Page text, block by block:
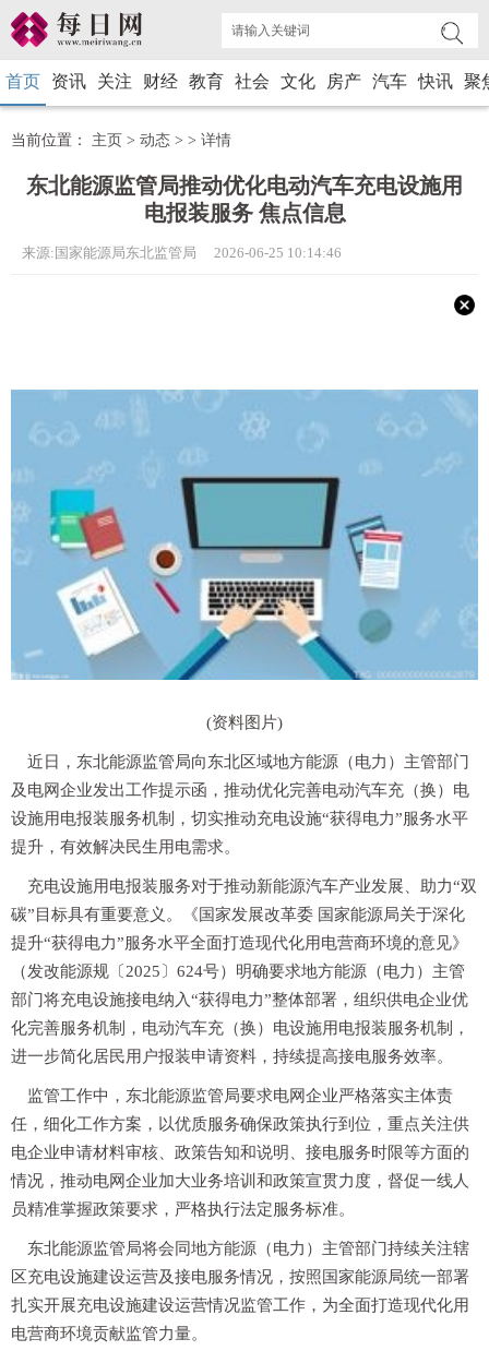
首页 资讯 关注 财经 教育 社会 文化 房产 汽车 快讯 聚
当前位置： 主页 > 动态 > > 详情
东北能源监管局推动优化电动汽车充电设施用
电报装服务 焦点信息
来源:国家能源局东北监管局 2026-06-25 10:14:46
(资料图片)
近日，东北能源监管局向东北区域地方能源（电力）主管部门
及电网企业发出工作提示函，推动优化完善电动汽车充（换）电
设施用电报装服务机制，切实推动充电设施“获得电力”服务水平
提升，有效解决民生用电需求。
充电设施用电报装服务对于推动新能源汽车产业发展、助力“双
碳”目标具有重要意义。《国家发展改革委 国家能源局关于深化
提升“获得电力”服务水平全面打造现代化用电营商环境的意见》
（发改能源规〔2025〕624号）明确要求地方能源（电力）主管
部门将充电设施接电纳入“获得电力”整体部署，组织供电企业优
化完善服务机制，电动汽车充（换）电设施用电报装服务机制，
进一步简化居民用户报装申请资料，持续提高接电服务效率。
监管工作中，东北能源监管局要求电网企业严格落实主体责
任，细化工作方案，以优质服务确保政策执行到位，重点关注供
电企业申请材料审核、政策告知和说明、接电服务时限等方面的
情况，推动电网企业加大业务培训和政策宣贯力度，督促一线人
员精准掌握政策要求，严格执行法定服务标准。
东北能源监管局将会同地方能源（电力）主管部门持续关注辖
区充电设施建设运营及接电服务情况，按照国家能源局统一部署
扎实开展充电设施建设运营情况监管工作，为全面打造现代化用
电营商环境贡献监管力量。